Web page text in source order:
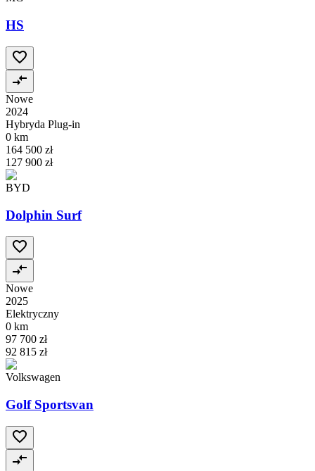
HS
Nowe
2024
Hybryda Plug-in
0 km
164 500 zł
127 900 zł
BYD
Dolphin Surf
Nowe
2025
Elektryczny
0 km
97 700 zł
92 815 zł
Volkswagen
Golf Sportsvan